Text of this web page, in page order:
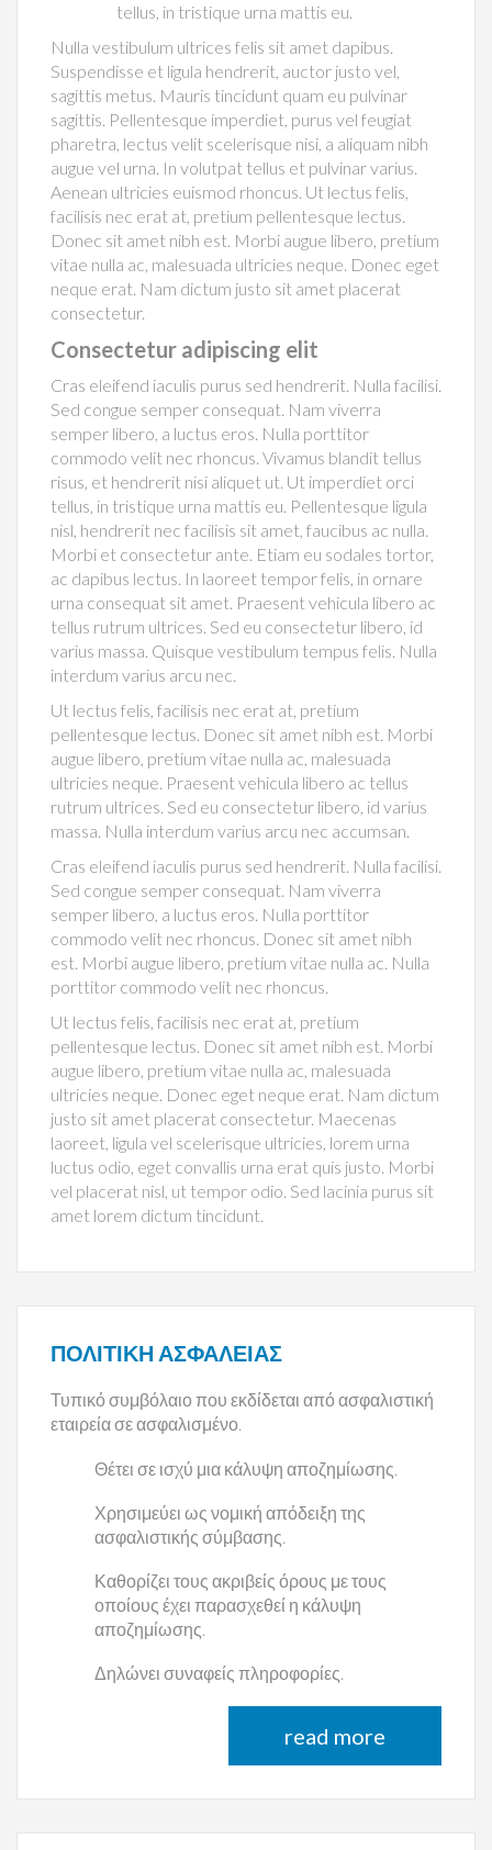
tellus, in tristique urna mattis eu.
Nulla vestibulum ultrices felis sit amet dapibus.
Suspendisse et ligula hendrerit, auctor justo vel,
sagittis metus. Mauris tincidunt quam eu pulvinar
sagittis. Pellentesque imperdiet, purus vel feugiat
pharetra, lectus velit scelerisque nisi, a aliquam nibh
augue vel urna. In volutpat tellus et pulvinar varius.
Aenean ultricies euismod rhoncus. Ut lectus felis,
facilisis nec erat at, pretium pellentesque lectus.
Donec sit amet nibh est. Morbi augue libero, pretium
vitae nulla ac, malesuada ultricies neque. Donec eget
neque erat. Nam dictum justo sit amet placerat
consectetur.
Consectetur adipiscing elit
Cras eleifend iaculis purus sed hendrerit. Nulla facilisi.
Sed congue semper consequat. Nam viverra
semper libero, a luctus eros. Nulla porttitor
commodo velit nec rhoncus. Vivamus blandit tellus
risus, et hendrerit nisi aliquet ut. Ut imperdiet orci
tellus, in tristique urna mattis eu. Pellentesque ligula
nisl, hendrerit nec facilisis sit amet, faucibus ac nulla.
Morbi et consectetur ante. Etiam eu sodales tortor,
ac dapibus lectus. In laoreet tempor felis, in ornare
urna consequat sit amet. Praesent vehicula libero ac
tellus rutrum ultrices. Sed eu consectetur libero, id
varius massa. Quisque vestibulum tempus felis. Nulla
interdum varius arcu nec.
Ut lectus felis, facilisis nec erat at, pretium
pellentesque lectus. Donec sit amet nibh est. Morbi
augue libero, pretium vitae nulla ac, malesuada
ultricies neque. Praesent vehicula libero ac tellus
rutrum ultrices. Sed eu consectetur libero, id varius
massa. Nulla interdum varius arcu nec accumsan.
Cras eleifend iaculis purus sed hendrerit. Nulla facilisi.
Sed congue semper consequat. Nam viverra
semper libero, a luctus eros. Nulla porttitor
commodo velit nec rhoncus. Donec sit amet nibh
est. Morbi augue libero, pretium vitae nulla ac. Nulla
porttitor commodo velit nec rhoncus.
Ut lectus felis, facilisis nec erat at, pretium
pellentesque lectus. Donec sit amet nibh est. Morbi
augue libero, pretium vitae nulla ac, malesuada
ultricies neque. Donec eget neque erat. Nam dictum
justo sit amet placerat consectetur. Maecenas
laoreet, ligula vel scelerisque ultricies, lorem urna
luctus odio, eget convallis urna erat quis justo. Morbi
vel placerat nisl, ut tempor odio. Sed lacinia purus sit
amet lorem dictum tincidunt.
ΠΟΛΙΤΙΚΉ ΑΣΦΑΛΕΊΑΣ
Τυπικό συμβόλαιο που εκδίδεται από ασφαλιστική
εταιρεία σε ασφαλισμένο.
Θέτει σε ισχύ μια κάλυψη αποζημίωσης.
Χρησιμεύει ως νομική απόδειξη της
ασφαλιστικής σύμβασης.
Καθορίζει τους ακριβείς όρους με τους
οποίους έχει παρασχεθεί η κάλυψη
αποζημίωσης.
Δηλώνει συναφείς πληροφορίες.
read more